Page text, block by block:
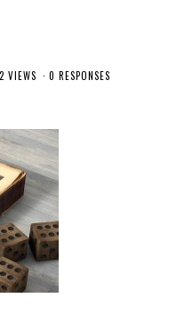
VIEWS 0 RESPONSES